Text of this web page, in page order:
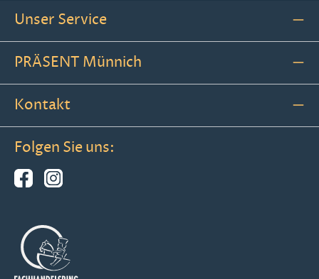
Unser Service
PRÄSENT Münnich
Kontakt
Folgen Sie uns: